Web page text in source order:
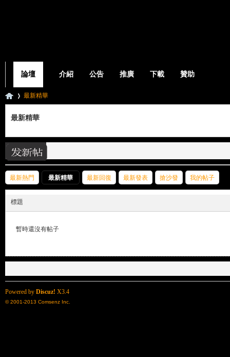
論壇 介紹 公告 推廣 下載 贊助
最新精華
最新精華
最新熱門 最新精華 最新回復 最新發表 搶沙發 我的帖子
標題
暫時還沒有帖子
Powered by Discuz! X3.4
© 2001-2013 Comsenz Inc.